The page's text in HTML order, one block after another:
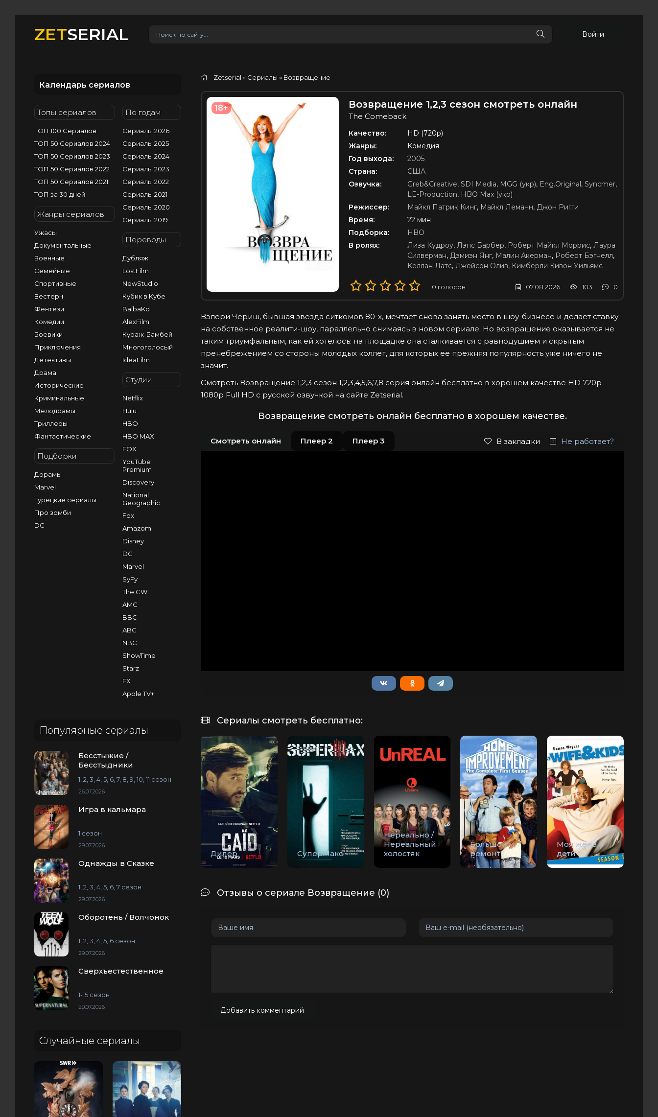
ZETSERIAL Войти
Календарь сериалов
Топы сериалов
ТОП 100 Сериалов
ТОП 50 Сериалов 2024
ТОП 50 Сериалов 2023
ТОП 50 Сериалов 2022
ТОП 50 Сериалов 2021
ТОП за 30 дней
Жанры сериалов
Ужасы
Документальные
Военные
Семейные
Спортивные
Вестерн
Фентези
Комедии
Боевики
Приключения
Детективы
Драма
Исторические
Криминальные
Мелодрамы
Триллеры
Фантастические
Подборки
Дорамы
Marvel
Турецкие сериалы
Про зомби
DC
По годам
Сериалы 2026
Сериалы 2025
Сериалы 2024
Сериалы 2023
Сериалы 2022
Сериалы 2021
Сериалы 2020
Сериалы 2019
Переводы
Дубляж
LostFilm
NewStudio
Кубик в Кубе
BaibaKo
AlexFilm
Кураж-Бамбей
Многоголосый
IdeaFilm
Студии
Netflix
Hulu
HBO
HBO MAX
FOX
YouTube
Premium
Discovery
National
Geographic
Fox
Amazom
Disney
DC
Marvel
SyFy
The CW
AMC
BBC
ABC
NBC
ShowTime
Starz
FX
Apple TV+
Популярные сериалы
Бесстыжие /
Бесстыдники
1, 2, 3, 4, 5, 6, 7, 8, 9, 10, 11 сезон
26.07.2026
Игра в кальмара
1 сезон
29.07.2026
Однажды в Сказке
1, 2, 3, 4, 5, 6, 7 сезон
29.07.2026
Оборотень / Волчонок
1, 2, 3, 4, 5, 6 сезон
29.07.2026
Сверхъестественное
1-15 сезон
29.07.2026
Случайные сериалы
Zetserial » Сериалы » Возвращение
18+ Возвращение 1,2,3 сезон смотреть онлайн
The Comeback
Качество:
HD (720p)
Жанры:
Комедия
Год выхода:
2005
Страна:
США
Озвучка:
Greb&Creative, SDI Media, MGG (укр), Eng.Original, Syncmer,
LE-Production, HBO Max (укр)
Режиссер:
Майкл Патрик Кинг, Майкл Леманн, Джон Ригги
Время:
22 мин
Подборка:
HBO
В ролях:
Лиза Кудроу, Лэнс Барбер, Роберт Майкл Моррис, Лаура
Силверман, Дэмиэн Янг, Малин Акерман, Роберт Бэгнелл,
Келлан Латс, Джейсон Олив, Кимберли Кивон Уильямс
0 голосов 07.08.2026 103 0
Вэлери Чериш, бывшая звезда ситкомов 80-х, мечтает снова занять место в шоу-бизнесе и делает ставку
на собственное реалити-шоу, параллельно снимаясь в новом сериале. Но возвращение оказывается не
таким триумфальным, как ей хотелось: на площадке она сталкивается с равнодушием и скрытым
пренебрежением со стороны молодых коллег, для которых ее прежняя популярность уже ничего не
значит.
Смотреть Возвращение 1,2,3 сезон 1,2,3,4,5,6,7,8 серия онлайн бесплатно в хорошем качестве HD 720p -
1080p Full HD с русской озвучкой на сайте Zetserial.
Возвращение смотреть онлайн бесплатно в хорошем качестве.
Смотреть онлайн Плеер 2 Плеер 3 В закладки Не работает?
Сериалы смотреть бесплатно:
Дилер СуперМакс
Нереально /
Нереальный
холостяк
Большой
ремонт
Моя жена и
дети
Отзывы о сериале Возвращение (0)
Добавить комментарий